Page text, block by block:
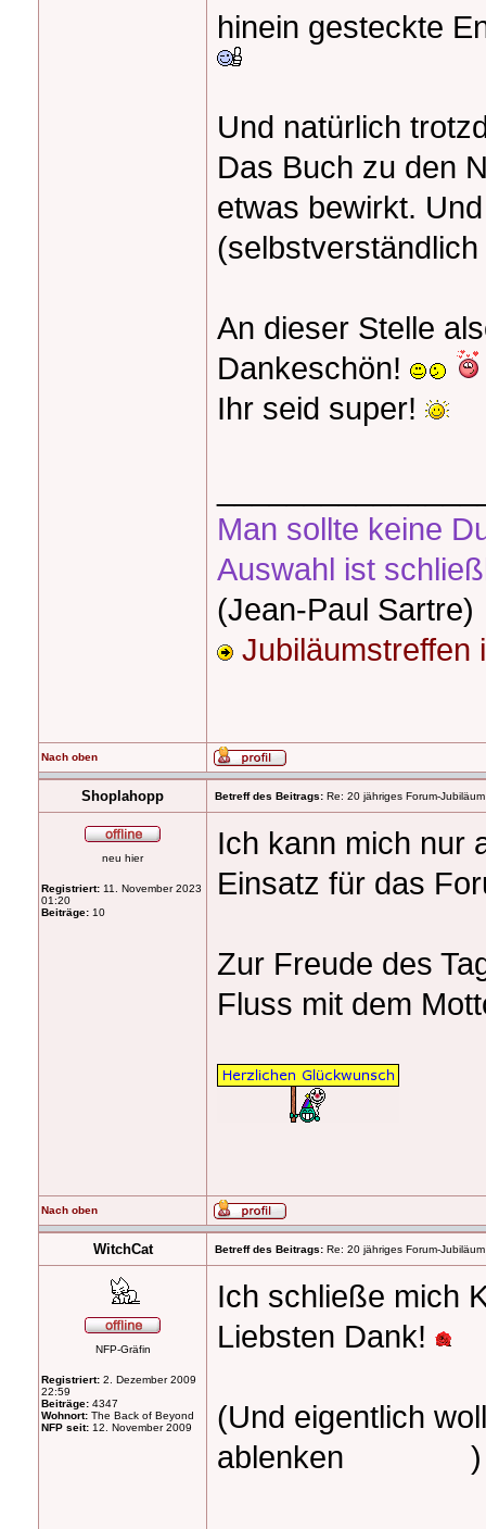
hinein gesteckte
Und natürlich
Das Buch zu den
etwas bewirkt.
(selbstverständlich
An dieser Stelle
Dankeschön!
Ihr seid super!
Man sollte keine
Auswahl ist
(Jean-Paul Sartre)
Jubiläumstreffen
Nach oben
Shoplahopp Betreff des Beitrags: Re: 20 jähriges Forum-
neu hier
Registriert: 11. November 2023
01:20
Beiträge: 10
Ich kann mich nur
Einsatz für das
Zur Freude des
Fluss mit dem
Nach oben
WitchCat Betreff des Beitrags: Re: 20 jähriges Forum-
NFP-Gräfin
Registriert: 2. Dezember 2009
22:59
Beiträge: 4347
Wohnort: The Back of Beyond
NFP seit: 12. November 2009
Ich schließe mich
Liebsten Dank!
(Und eigentlich
ablenken
)